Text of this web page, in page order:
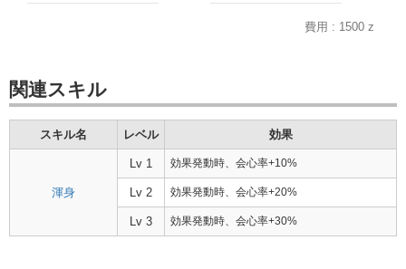
費用 : 1500 z
関連スキル
スキル名 レベル 効果
渾身
Lv 1 効果発動時、会心率+10%
Lv 2 効果発動時、会心率+20%
Lv 3 効果発動時、会心率+30%